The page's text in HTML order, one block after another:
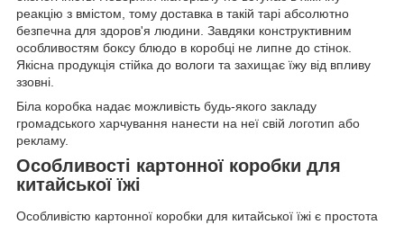
реакцію з вмістом, тому доставка в такій тарі абсолютно
безпечна для здоров'я людини. Завдяки конструктивним
особливостям боксу блюдо в коробці не липне до стінок.
Якісна продукція стійка до вологи та захищає їжу від впливу
ззовні.
Біла коробка надає можливість будь-якого закладу
громадського харчування нанести на неї свій логотип або
рекламу.
Особливості картонної коробки для
китайської їжі
Особливістю картонної коробки для китайської їжі є простота